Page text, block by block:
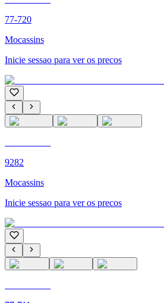
77-720
Mocassins
Inicie sessao para ver os precos
9282
Mocassins
Inicie sessao para ver os precos